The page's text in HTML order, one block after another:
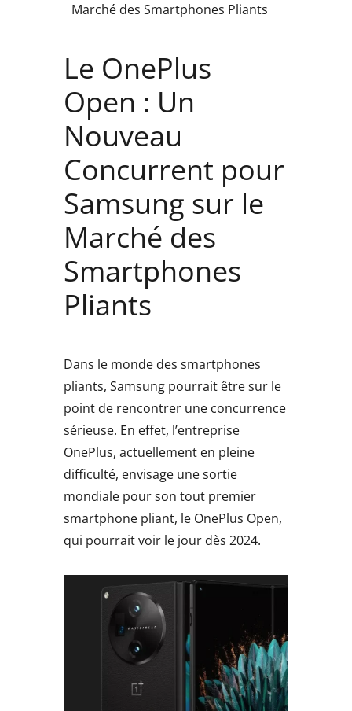
Marché des Smartphones Pliants
Le OnePlus
Open : Un
Nouveau
Concurrent pour
Samsung sur le
Marché des
Smartphones
Pliants
Dans le monde des smartphones
pliants, Samsung pourrait être sur le
point de rencontrer une concurrence
sérieuse. En effet, l’entreprise
OnePlus, actuellement en pleine
difficulté, envisage une sortie
mondiale pour son tout premier
smartphone pliant, le OnePlus Open,
qui pourrait voir le jour dès 2024.